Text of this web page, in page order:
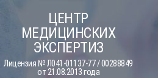
content
ЦЕНТР
МЕДИЦИНСКИХ
ЭКСПЕРТИЗ
Лицензия № Л041-01137-77 / 00288849
от 21.08.2013 года